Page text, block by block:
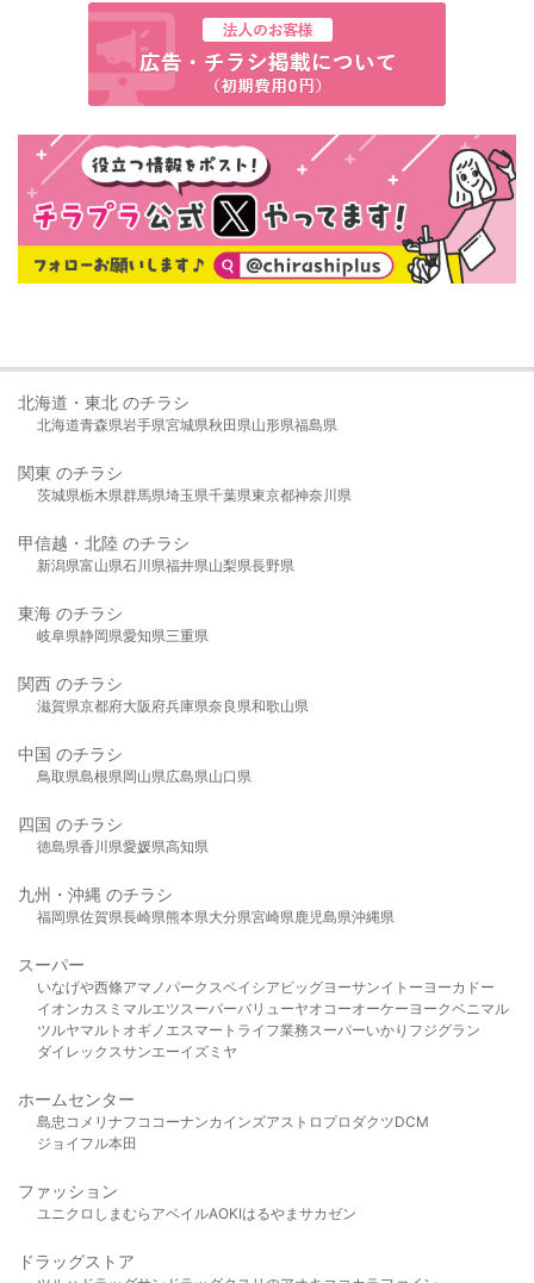
北海道・東北 のチラシ
北海道青森県岩手県宮城県秋田県山形県福島県
関東 のチラシ
茨城県栃木県群馬県埼玉県千葉県東京都神奈川県
甲信越・北陸 のチラシ
新潟県富山県石川県福井県山梨県長野県
東海 のチラシ
岐阜県静岡県愛知県三重県
関西 のチラシ
滋賀県京都府大阪府兵庫県奈良県和歌山県
中国 のチラシ
鳥取県島根県岡山県広島県山口県
四国 のチラシ
徳島県香川県愛媛県高知県
九州・沖縄 のチラシ
福岡県佐賀県長崎県熊本県大分県宮崎県鹿児島県沖縄県
スーパー
いなげや西條アマノパークスベイシア ビッグヨーサンイトーヨーカドー
イオンカスミ マルエツスーパーバリューヤオコーオーケー ヨークベニマル
ツルヤマルト オギノ エスマート ライフ業務スーパーいかり フジグラン
ダイレックスサンエーイズミヤ
ホームセンター
島忠 コメリ ナフコ コーナンカインズアストロプロダクツDCM
ジョイフル本田
ファッション
ユニクロ しまむら アベイルAOKIはるやま サカゼン
ドラッグストア